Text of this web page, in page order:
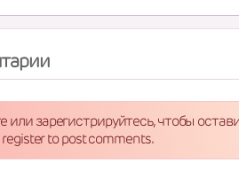
или зарегистрируйтесь, чтобы
to post comments.